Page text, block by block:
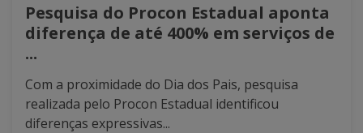
Pesquisa do Procon Estadual aponta
diferença de até 400% em serviços de
...
Com a proximidade do Dia dos Pais, pesquisa
realizada pelo Procon Estadual identificou
diferenças expressivas...